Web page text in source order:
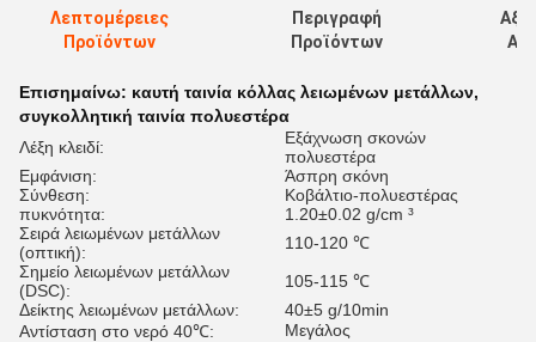
Λεπτομέρειες
Προϊόντων
Περιγραφή
Προϊόντων
Επισημαίνω: καυτή ταινία κόλλας λειωμένων μετάλλων,
συγκολλητική ταινία πολυεστέρα
Λέξη κλειδί:
Εξάχνωση σκονών
πολυεστέρα
Εμφάνιση:
Άσπρη σκόνη
Σύνθεση:
Κοβάλτιο-πολυεστέρας
πυκνότητα:
1.20±0.02 g/cm ³
Σειρά λειωμένων μετάλλων
(οπτική):
110-120 ℃
Σημείο λειωμένων μετάλλων
(DSC):
105-115 ℃
Δείκτης λειωμένων μετάλλων:
40±5 g/10min
Αντίσταση στο νερό 40℃:
Μεγάλος